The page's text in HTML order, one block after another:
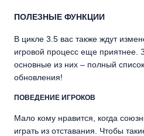
ПОЛЕЗНЫЕ ФУНКЦИИ
В цикле 3.5 вас также ждут
игровой процесс еще приятнее.
основные из них – полный
обновления!
ПОВЕДЕНИЕ ИГРОКОВ
Мало кому нравится, когда
играть из отставания. Чтобы